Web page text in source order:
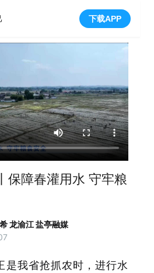
下载APP
保障春灌用水 守牢粮
龙渝江 盐亭融媒
是我省抢抓农时，进行水